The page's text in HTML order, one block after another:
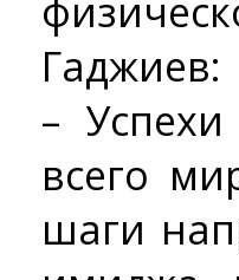
Гаджиев:
–
всего
шаги